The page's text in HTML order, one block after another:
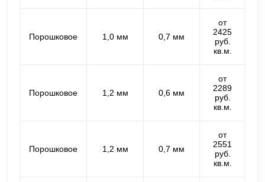
Порошковое 1,0 мм 0,7 мм
от
2425
руб.
кв.м.
Порошковое 1,2 мм 0,6 мм
от
2289
руб.
кв.м.
Порошковое 1,2 мм 0,7 мм
от
2551
руб.
кв.м.